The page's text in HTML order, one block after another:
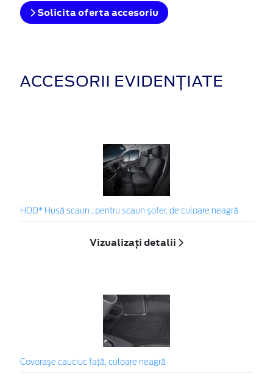
Solicita oferta accesoriu
ACCESORII EVIDENȚIATE
HDD* Husă scaun , pentru scaun şofer, de culoare neagră
Vizualizați detalii
Covoraşe cauciuc faţă, culoare neagră